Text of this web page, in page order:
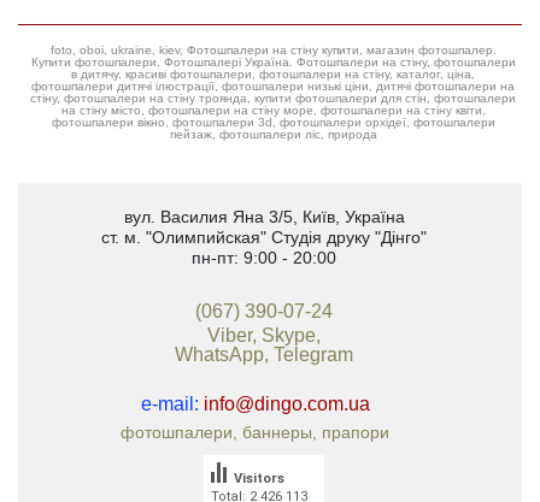
foto, oboi, ukraine, kiev, Фотошпалери на стіну купити, магазин фотошпалер.
Купити фотошпалери. Фотошпалері Україна. Фотошпалери на стіну, фотошпалери
в дитячу, красиві фотошпалери, фотошпалери на стіну, каталог, ціна,
фотошпалери дитячі ілюстрації, фотошпалери низькі ціни, дитячі фотошпалери на
стіну, фотошпалери на стіну троянда, купити фотошпалери для стін, фотошпалери
на стіну місто, фотошпалери на стіну море, фотошпалери на стіну квіти,
фотошпалери вікно, фотошпалери 3d, фотошпалери орхідеї, фотошпалери
пейзаж, фотошпалери ліс, природа
вул. Василия Яна 3/5, Київ, Україна
ст. м. "Олимпийская" Студія друку "Дінго"
пн-пт: 9:00 - 20:00
(067) 390-07-24
Viber, Skype,
WhatsApp, Telegram
e-mail: info@dingo.com.ua
фотошпалери, баннеры, прапори
Total: 2 426 113
Visitors